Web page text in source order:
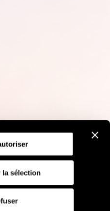
sélection
des cookies